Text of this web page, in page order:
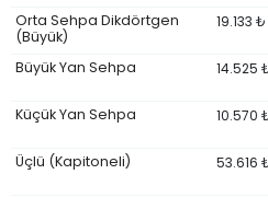
Orta Sehpa Dikdörtgen
(Büyük)
19.133 ₺
Büyük Yan Sehpa 14.525
Küçük Yan Sehpa 10.570
Üçlü (Kapitoneli) 53.616